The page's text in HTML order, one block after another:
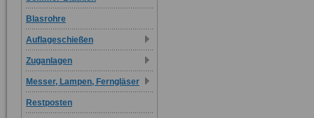
Blasrohre
Auflageschießen
Zuganlagen
Messer, Lampen, Ferngläser
Restposten